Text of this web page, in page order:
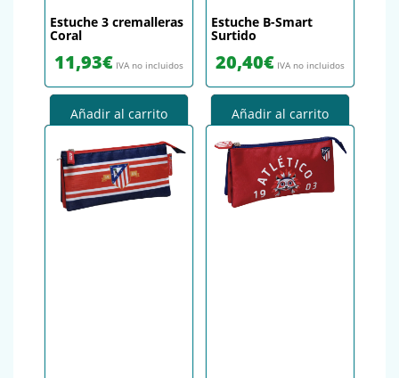
Estuche 3 cremalleras
Coral
11,93€ IVA no incluidos
Añadir al carrito
Estuche B-Smart
Surtido
20,40€ IVA no incluidos
Añadir al carrito